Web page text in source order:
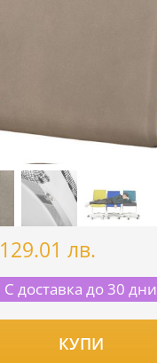
129.01 лв.
С доставка до 30 дни
КУПИ